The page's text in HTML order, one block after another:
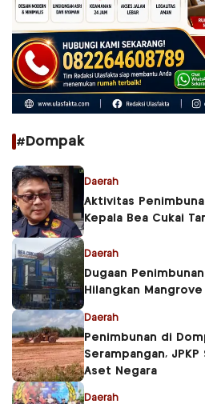
#Dompak
Daerah
Aktivitas
Kepala Bea Cukai
Daerah
Dugaan
Hilangkan
Daerah
Penimbunan di
Serampangan,
Aset Negara
Daerah